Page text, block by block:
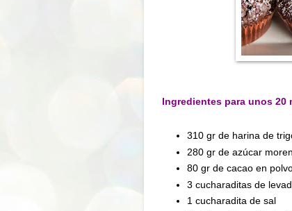
Ingredientes para unos
310 gr de harina de
280 gr de azúcar
80 gr de cacao en
3 cucharaditas de
1 cucharadita de sal